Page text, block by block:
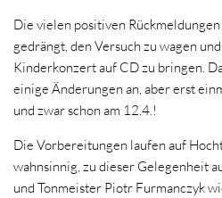
Die vielen positiven Rückmeldungen
gedrängt, den Versuch zu wagen
Kinderkonzert auf CD zu bringen.
einige Änderungen an, aber erst
und zwar schon am 12.4.!
Die Vorbereitungen laufen auf
wahnsinnig, zu dieser Gelegenheit
und Tonmeister Piotr Furmanczyk